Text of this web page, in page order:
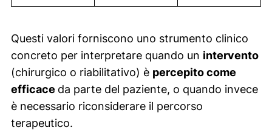
Questi valori forniscono uno strumento clinico
concreto per interpretare quando un intervento
(chirurgico o riabilitativo) è percepito come
efficace da parte del paziente, o quando invece
è necessario riconsiderare il percorso
terapeutico.